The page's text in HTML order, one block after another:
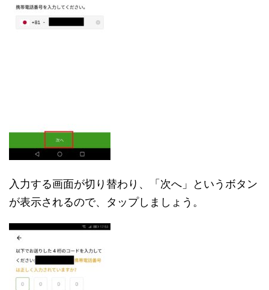
入力する画面が切り替わり、「次へ」というボタン
が表示されるので、タップしましょう。